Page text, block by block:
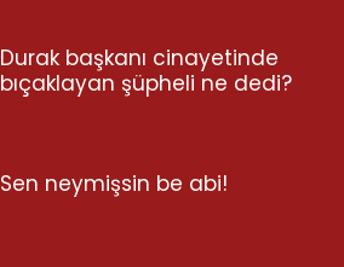
Durak başkanı cinayetinde
bıçaklayan şüpheli ne dedi?
Sen neymişsin be abi!